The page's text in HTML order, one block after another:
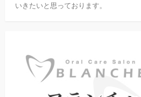
いきたいと思っております。